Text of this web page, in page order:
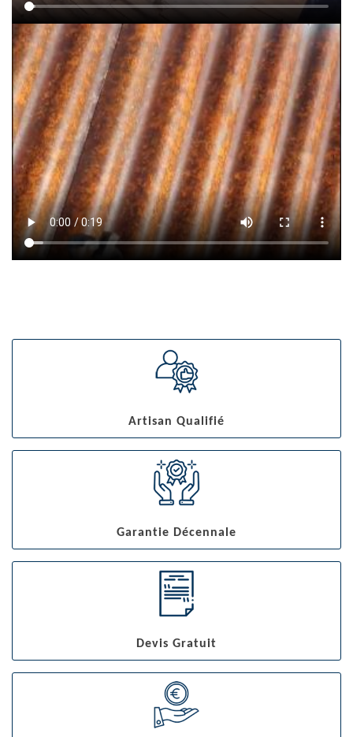
Artisan Qualifié
Garantie Décennale
Devis Gratuit